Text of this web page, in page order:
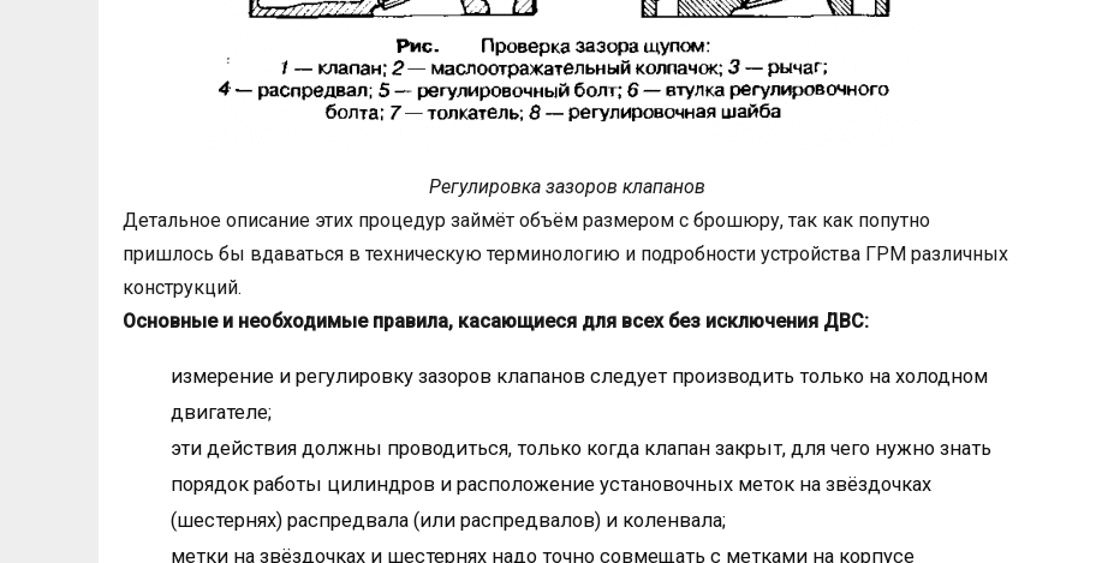
Регулировка зазоров клапанов
Детальное описание этих процедур займёт объём размером с брошюру, так как попутно
пришлось бы вдаваться в техническую терминологию и подробности устройства ГРМ различных
конструкций.
Основные и необходимые правила, касающиеся для всех без исключения ДВС:
измерение и регулировку зазоров клапанов следует производить только на холодном
двигателе;
эти действия должны проводиться, только когда клапан закрыт, для чего нужно знать
порядок работы цилиндров и расположение установочных меток на звёздочках
(шестернях) распредвала (или распредвалов) и коленвала;
метки на звёздочках и шестернях надо точно совмещать с метками на корпусе